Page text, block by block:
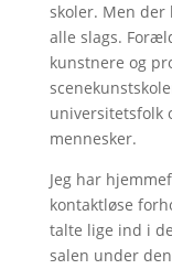
skoler. Men der
alle slags.
kunstnere og
universitetsfolk
mennesker.
Jeg har
kontaktløse
talte lige ind i
salen under